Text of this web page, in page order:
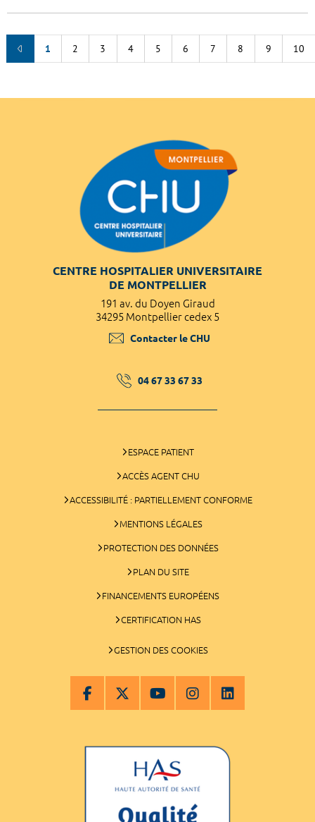
1 2 3 4 5 6 7 8 9 10
CENTRE HOSPITALIER UNIVERSITAIRE
DE MONTPELLIER
191 av. du Doyen Giraud
34295 Montpellier cedex 5
Contacter le CHU
04 67 33 67 33
ESPACE PATIENT
ACCÈS AGENT CHU
ACCESSIBILITÉ : PARTIELLEMENT CONFORME
MENTIONS LÉGALES
PROTECTION DES DONNÉES
PLAN DU SITE
FINANCEMENTS EUROPÉENS
CERTIFICATION HAS
GESTION DES COOKIES